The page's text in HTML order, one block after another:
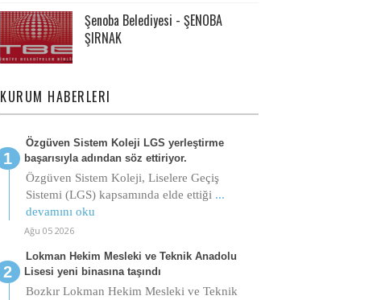
Şenoba Belediyesi - ŞENOBA
ŞIRNAK
KURUM HABERLERI
Özgüven Sistem Koleji LGS yerleştirme
başarısıyla adından söz ettiriyor.
Özgüven Sistem Koleji, Liselere Geçiş
Sistemi (LGS) kapsamında elde ettiği ...
devamını oku
Ağu 05 2026
Lokman Hekim Mesleki ve Teknik Anadolu
Lisesi yeni binasına taşındı
Bozkır Lokman Hekim Mesleki ve Teknik